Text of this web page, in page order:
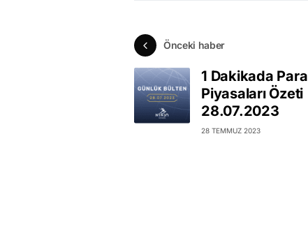
Önceki haber
1 Dakikada Para
Piyasaları Özeti
28.07.2023
28 TEMMUZ 2023